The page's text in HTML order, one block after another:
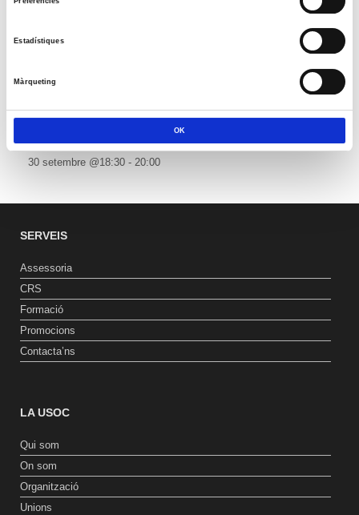
Estadístiques
Màrqueting
OK
31
Esdeveniment: Europa Social. 40 anys d’Europa
Premis PIMEC 2026
30 setembre @18:30 - 20:00
SERVEIS
Assessoria
CRS
Formació
Promocions
Contacta’ns
LA USOC
Qui som
On som
Organització
Unions